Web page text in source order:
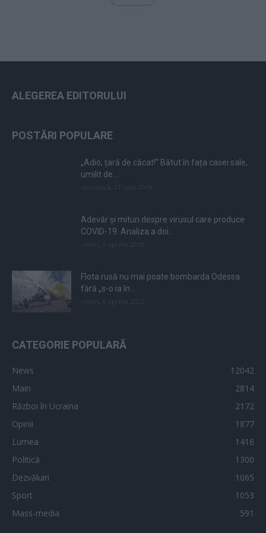
ALEGEREA EDITORULUI
POSTĂRI POPULARE
„Adio, țară de căcat!” Bătut în fața casei sale,
umilit de...
Adevăr și mituri despre virusul care produce
COVID-19. Analiza a doi...
Flota rusă nu mai poate bombarda Odessa
fără „s-o ia în...
CATEGORIE POPULARĂ
News
12042
Main
2814
Război în Ucraina
2172
Opinii
1877
Lumea
1416
Politică
1300
Dezvăluiri
1065
Sport
1053
Mass-media
591